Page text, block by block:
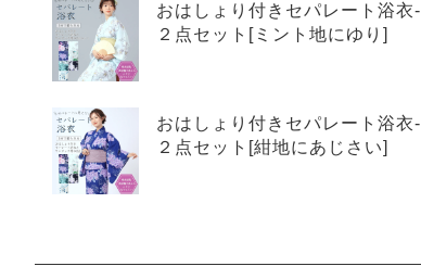
おはしょり付きセパレート浴衣-
２点セット[ミント地にゆり]
おはしょり付きセパレート浴衣-
２点セット[紺地にあじさい]